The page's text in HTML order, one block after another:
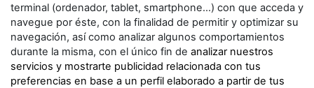
terminal (ordenador, tablet, smartphone...) con que acceda y
navegue por éste, con la finalidad de permitir y optimizar su
navegación, así como analizar algunos comportamientos
durante la misma, con el único fin de analizar nuestros
servicios y mostrarte publicidad relacionada con tus
preferencias en base a un perfil elaborado a partir de tus